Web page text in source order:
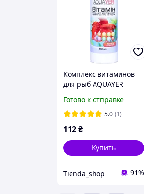
Комплекс витаминов
для рыб AQUAYER
заболеваний, для
окраса
Готово к отправке
5.0 (1)
112₴
Купить
Tienda_shop 91%